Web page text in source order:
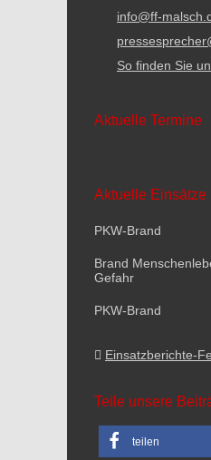
info@ff-
So finden Sie
Aktuelle Termine
Aktuelle Einsätze
PKW-Brand
Brand
Gefahr
PKW-Brand
Einsatzberichte-
Teile unsere
teilen